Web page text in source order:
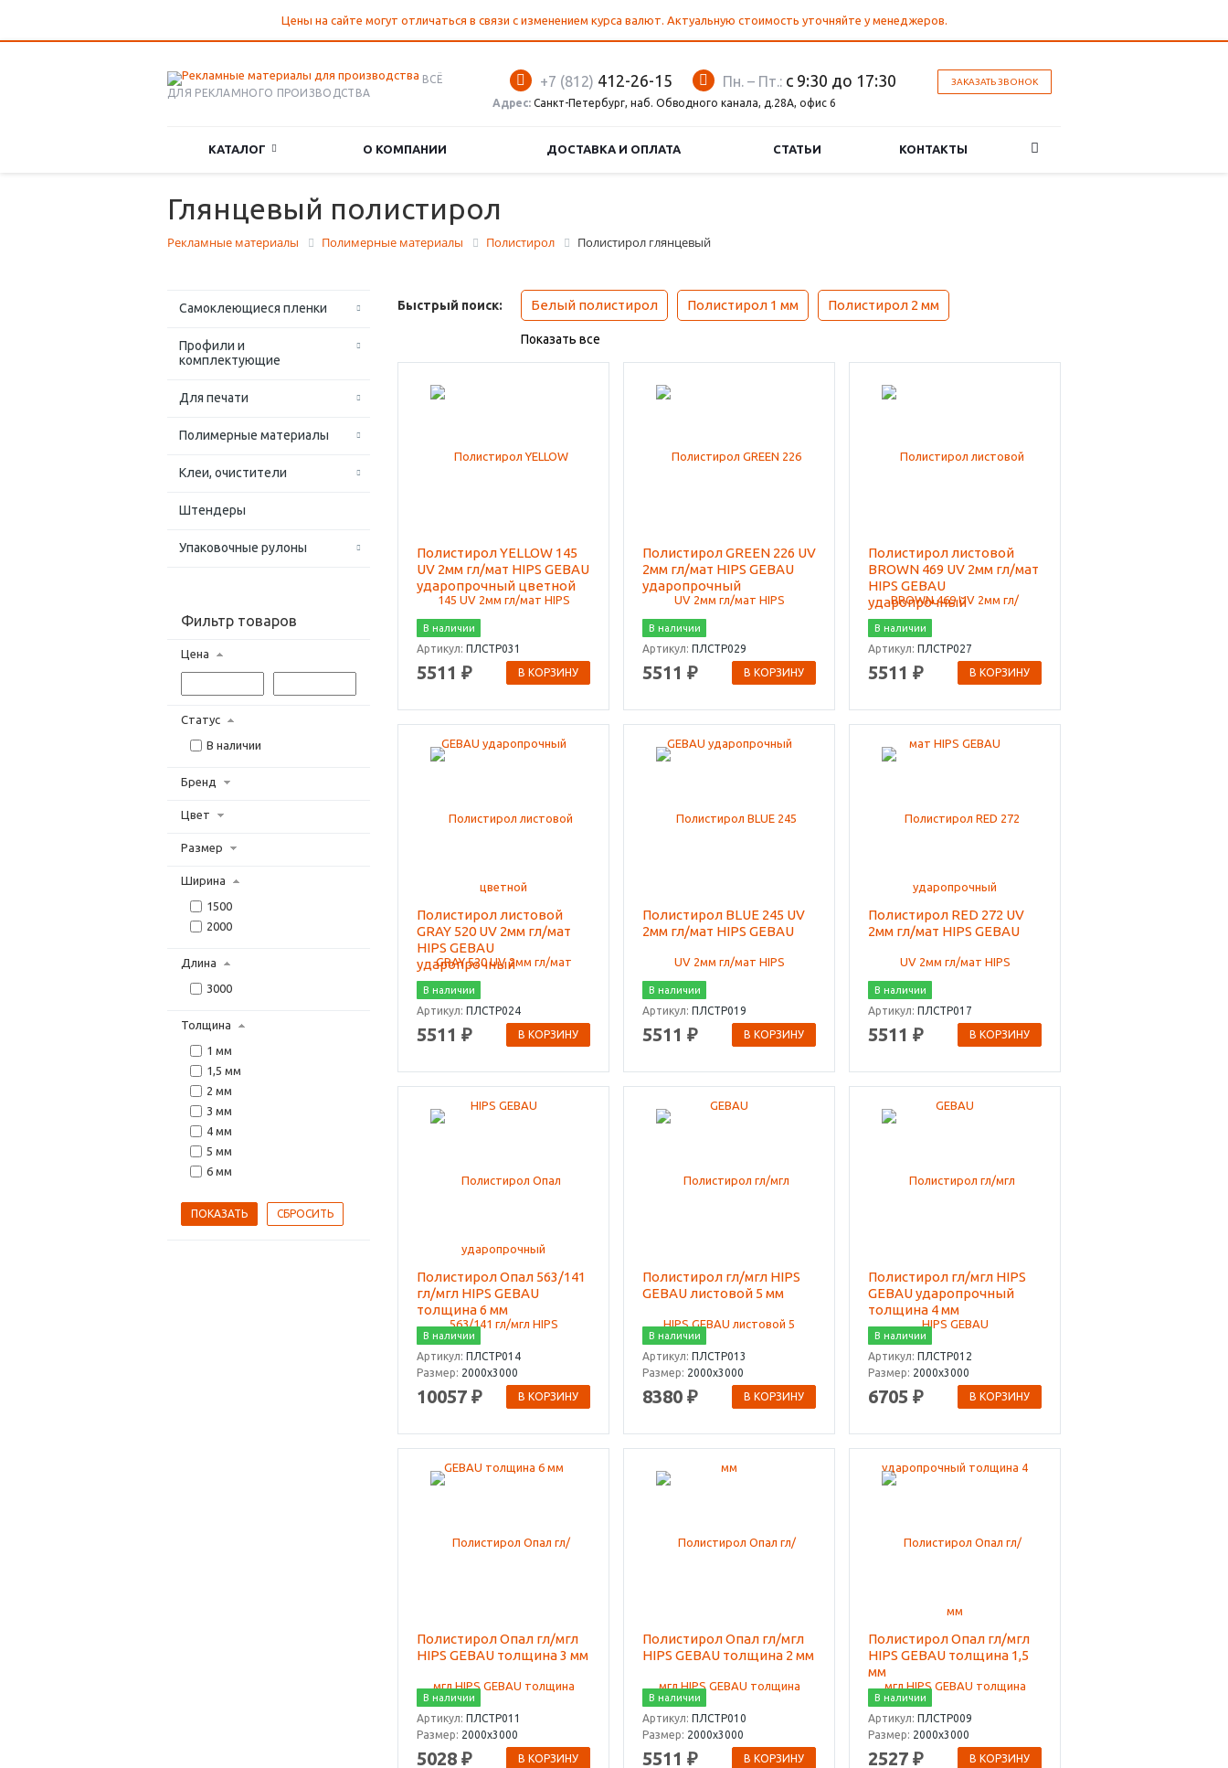
Цены на сайте могут отличаться в связи с изменением курса валют. Актуальную стоимость уточняйте у менеджеров.
ВСЁ
ДЛЯ РЕКЛАМНОГО ПРОИЗВОДСТВА
ЗАКАЗАТЬ ЗВОНОК
Пн. – Пт.: с 9:30 до 17:30
+7 (812) 412-26-15
Адрес: Санкт-Петербург, наб. Обводного канала, д.28А, офис 6
КАТАЛОГ О КОМПАНИИ ДОСТАВКА И ОПЛАТА СТАТЬИ КОНТАКТЫ
Глянцевый полистирол
Рекламные материалы Полимерные материалы Полистирол Полистирол глянцевый
Самоклеющиеся пленки
Профили и
комплектующие
Для печати
Полимерные материалы
Клеи, очистители
Штендеры
Упаковочные рулоны
Фильтр товаров
Цена
Статус
В наличии
Бренд
Цвет
Размер
Ширина
1500
2000
Длина
3000
Толщина
1 мм
1,5 мм
2 мм
3 мм
4 мм
5 мм
6 мм
Быстрый поиск: Белый полистирол Полистирол 1 мм Полистирол 2 мм
Показать все
Полистирол YELLOW 145
UV 2мм гл/мат HIPS GEBAU
ударопрочный цветной
В наличии
Артикул: ПЛСТР031
5511 ₽ В КОРЗИНУ
Полистирол GREEN 226 UV
2мм гл/мат HIPS GEBAU
ударопрочный
В наличии
Артикул: ПЛСТР029
5511 ₽ В КОРЗИНУ
Полистирол листовой
BROWN 469 UV 2мм гл/мат
HIPS GEBAU
ударопрочный
В наличии
Артикул: ПЛСТР027
5511 ₽ В КОРЗИНУ
Полистирол листовой
GRAY 520 UV 2мм гл/мат
HIPS GEBAU
ударопрочный
В наличии
Артикул: ПЛСТР024
5511 ₽ В КОРЗИНУ
Полистирол BLUE 245 UV
2мм гл/мат HIPS GEBAU
В наличии
Артикул: ПЛСТР019
5511 ₽ В КОРЗИНУ
Полистирол RED 272 UV
2мм гл/мат HIPS GEBAU
В наличии
Артикул: ПЛСТР017
5511 ₽ В КОРЗИНУ
Полистирол Опал 563/141
гл/мгл HIPS GEBAU
толщина 6 мм
В наличии
Артикул: ПЛСТР014
Размер: 2000х3000
10057 ₽ В КОРЗИНУ
Полистирол гл/мгл HIPS
GEBAU листовой 5 мм
В наличии
Артикул: ПЛСТР013
Размер: 2000х3000
8380 ₽ В КОРЗИНУ
Полистирол гл/мгл HIPS
GEBAU ударопрочный
толщина 4 мм
В наличии
Артикул: ПЛСТР012
Размер: 2000х3000
6705 ₽ В КОРЗИНУ
Полистирол Опал гл/мгл
HIPS GEBAU толщина 3 мм
В наличии
Артикул: ПЛСТР011
Размер: 2000х3000
5028 ₽ В КОРЗИНУ
Полистирол Опал гл/мгл
HIPS GEBAU толщина 2 мм
В наличии
Артикул: ПЛСТР010
Размер: 2000х3000
5511 ₽ В КОРЗИНУ
Полистирол Опал гл/мгл
HIPS GEBAU толщина 1,5
мм
В наличии
Артикул: ПЛСТР009
Размер: 2000х3000
2527 ₽ В КОРЗИНУ